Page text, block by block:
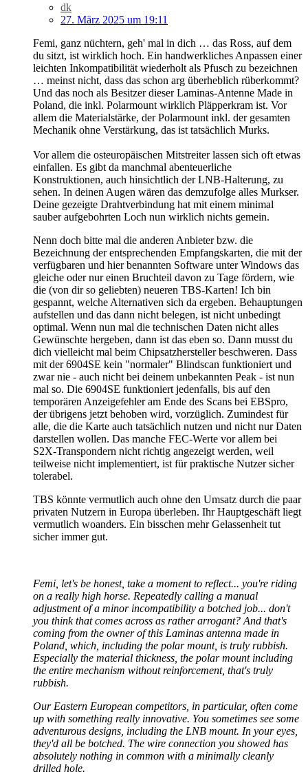
dk
27. März 2025 um 19:11
Femi, ganz nüchtern, geh' mal in dich … das Ross, auf dem
du sitzt, ist wirklich hoch. Ein handwerkliches Anpassen einer
leichten Inkompatibilität wiederholt als Pfusch zu bezeichnen
… meinst nicht, dass das schon arg überheblich rüberkommt?
Und das noch als Besitzer dieser Laminas-Antenne Made in
Poland, die inkl. Polarmount wirklich Pläpperkram ist. Vor
allem die Materialstärke, der Polarmount inkl. der gesamten
Mechanik ohne Verstärkung, das ist tatsächlich Murks.
Vor allem die osteuropäischen Mitstreiter lassen sich oft etwas
einfallen. Es gibt da manchmal abenteuerliche
Konstruktionen, auch hinsichtlich der LNB-Halterung, zu
sehen. In deinen Augen wären das demzufolge alles Murkser.
Deine gezeigte Drahtverbindung hat mit einem minimal
sauber aufgebohrten Loch nun wirklich nichts gemein.
Nenn doch bitte mal die anderen Anbieter bzw. die
Bezeichnung der entsprechenden Empfangskarten, die mit der
verfügbaren und hier benannten Software unter Windows das
gleiche oder nur einen Bruchteil davon zu Tage fördern, wie
die (von dir so geliebten) neueren TBS-Karten! Ich bin
gespannt, welche Alternativen sich da ergeben. Behauptungen
aufstellen und das dann nicht belegen, ist nicht unbedingt
optimal. Wenn nun mal die technischen Daten nicht alles
Gewünschte hergeben, dann ist das eben so. Dann musst du
dich vielleicht mal beim Chipsatzhersteller beschweren. Dass
mit der 6904SE kein "normaler" Blindscan funktioniert und
zwar nie - auch nicht bei deinem unbekannten Peak - ist nun
mal so. Die 6904SE funktioniert jedenfalls, bis auf den
temporären Anzeigefehler am Ende des Scans bei EBSpro,
der übrigens jetzt behoben wird, vorzüglich. Zumindest für
alle, die die Karte auch tatsächlich nutzen und nicht nur Daten
darstellen wollen. Das manche FEC-Werte vor allem bei
S2X-Transpondern nicht richtig angezeigt werden, weil
teilweise nicht implementiert, ist für praktische Nutzer sicher
tolerabel.
TBS könnte vermutlich auch ohne den Umsatz durch die paar
privaten Nutzern in Europa überleben. Ihr Hauptgeschäft liegt
vermutlich woanders. Ein bisschen mehr Gelassenheit tut
sicher immer gut.
Femi, let's be honest, take a moment to reflect... you're riding
on a really high horse. Repeatedly calling a manual
adjustment of a minor incompatibility a botched job... don't
you think that comes across as rather arrogant? And that's
coming from the owner of this Laminas antenna made in
Poland, which, including the polar mount, is truly rubbish.
Especially the material thickness, the polar mount including
the entire mechanism without reinforcement, that's truly
rubbish.
Our Eastern European competitors, in particular, often come
up with something really innovative. You sometimes see some
adventurous designs, including the LNB mount. In your eyes,
they'd all be botched. The wire connection you showed has
absolutely nothing in common with a minimally cleanly
drilled hole.